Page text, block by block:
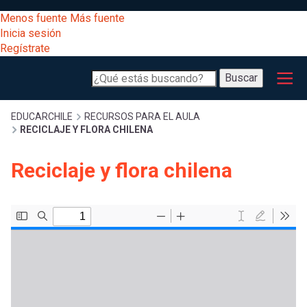
al
contenido
principal
[Educarchile
Escritorio]
Menú
a
Menos fuente Más fuente
Inicia sesión
Regístrate
Buscar
Buscar
Menú
principal
Desarrollo
Expand
Gestión
Expand
Comunidad
Exploración
Sobrescribir
enlaces
de
EDUCARCHILE
RECURSOS PARA EL AULA
RECICLAJE Y FLORA CHILENA
Reciclaje y flora chilena
Inicia sesión.